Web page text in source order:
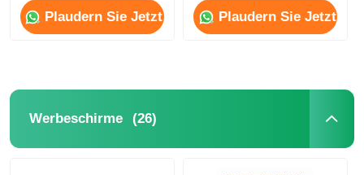
Plaudern Sie Jetzt Plaudern Sie Jetzt
Werbeschirme (26)